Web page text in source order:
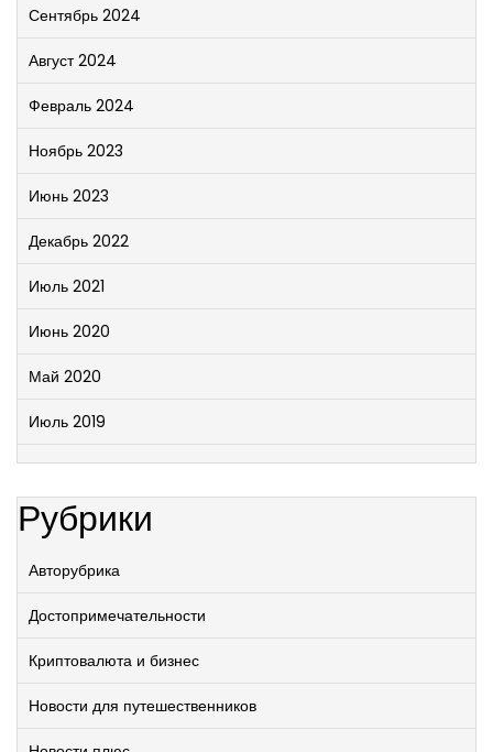
Сентябрь 2024
Август 2024
Февраль 2024
Ноябрь 2023
Июнь 2023
Декабрь 2022
Июль 2021
Июнь 2020
Май 2020
Июль 2019
Рубрики
Авторубрика
Достопримечательности
Криптовалюта и бизнес
Новости для путешественников